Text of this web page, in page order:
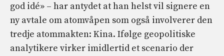
god idé» – har antydet at han helst vil signere en
ny avtale om atomvåpen som også involverer den
tredje atommakten: Kina. Ifølge geopolitiske
analytikere virker imidlertid et scenario der